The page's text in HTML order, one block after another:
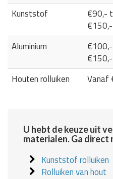
Kunststof
€90,-
€150,-
Aluminium
€150,-
Houten rolluiken
Vanaf
U hebt de keuze uit
materialen. Ga direct
Kunststof rolluiken
Rolluiken van hout